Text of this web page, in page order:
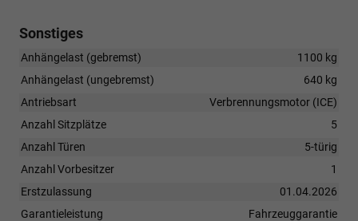
Sonstiges
Anhängelast (gebremst)
1100 kg
Anhängelast (ungebremst)
640 kg
Antriebsart
Verbrennungsmotor (ICE)
Anzahl Sitzplätze
5
Anzahl Türen
5-türig
Anzahl Vorbesitzer
1
Erstzulassung
01.04.2026
Garantieleistung
Fahrzeuggarantie